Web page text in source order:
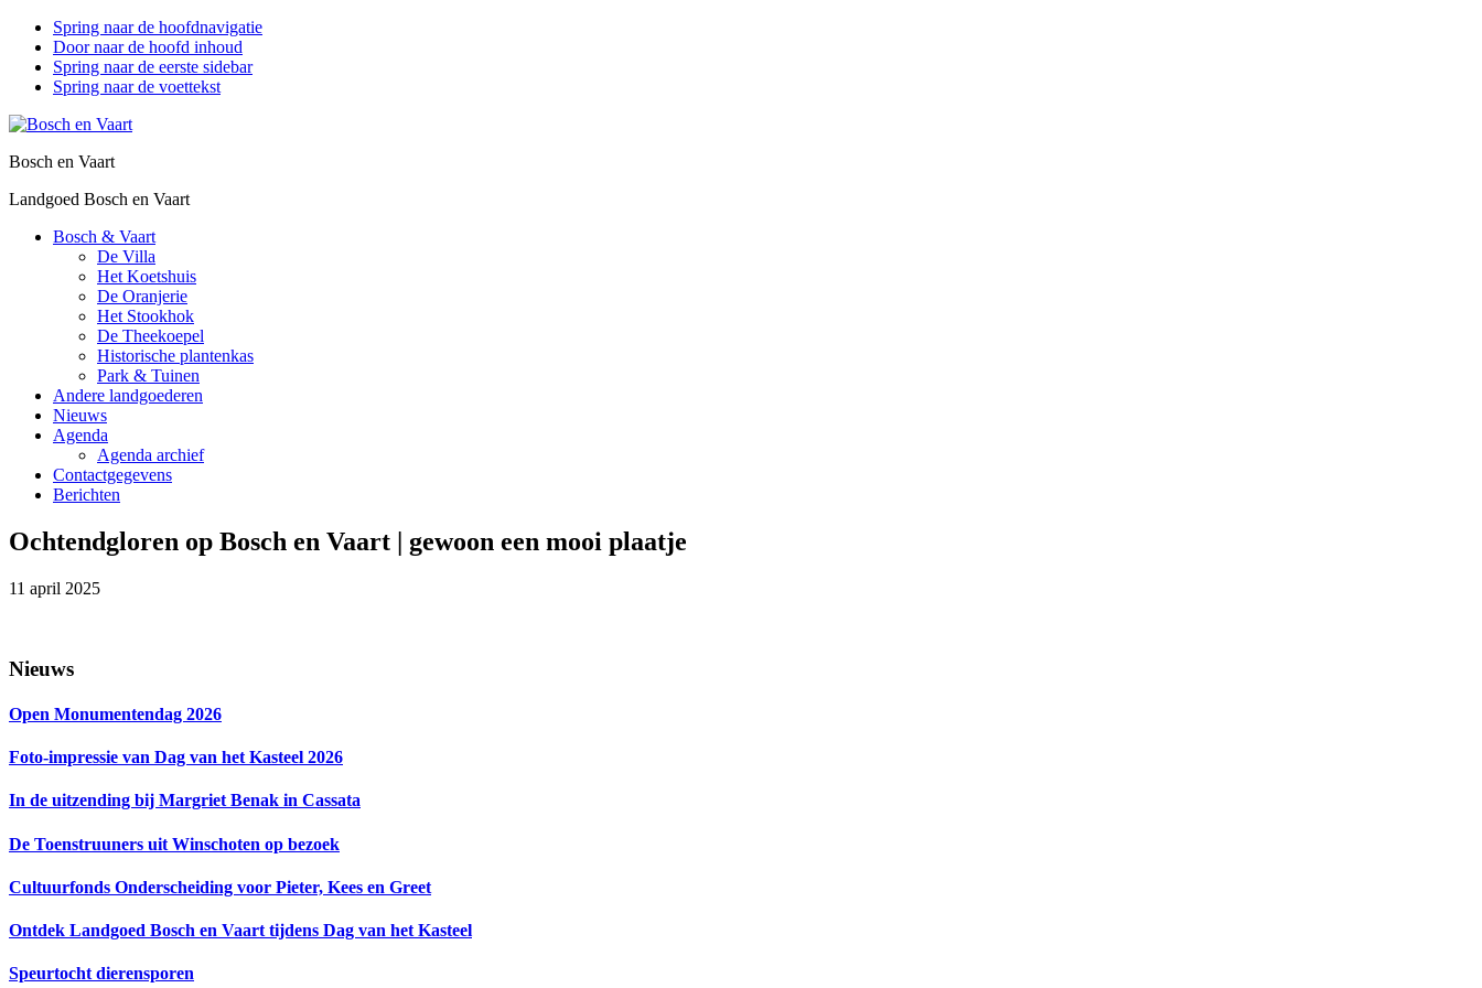
Spring naar de hoofdnavigatie
Door naar de hoofd inhoud
Spring naar de eerste sidebar
Spring naar de voettekst
Bosch en Vaart
Landgoed Bosch en Vaart
Bosch & Vaart
De Villa
Het Koetshuis
De Oranjerie
Het Stookhok
De Theekoepel
Historische plantenkas
Park & Tuinen
Andere landgoederen
Nieuws
Agenda
Agenda archief
Contactgegevens
Berichten
Ochtendgloren op Bosch en Vaart | gewoon een mooi plaatje
11 april 2025
Primaire
Nieuws
Open Monumentendag 2026
Foto-impressie van Dag van het Kasteel 2026
In de uitzending bij Margriet Benak in Cassata
De Toenstruuners uit Winschoten op bezoek
Cultuurfonds Onderscheiding voor Pieter, Kees en Greet
Ontdek Landgoed Bosch en Vaart tijdens Dag van het Kasteel
Speurtocht dierensporen